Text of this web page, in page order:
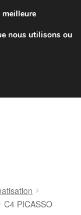
7 EUR
à 16 h
C4 PICASSO
nous utilisons ou